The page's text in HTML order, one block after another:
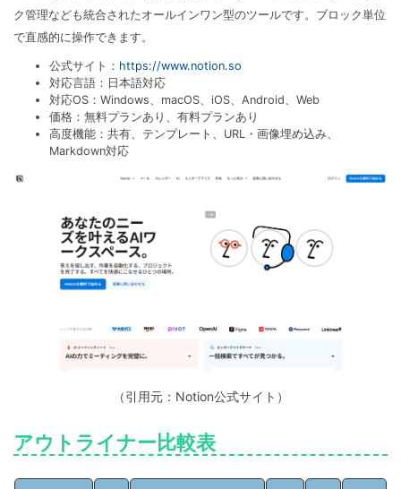
ク管理なども統合されたオールインワン型のツールです。ブロック単位
で直感的に操作できます。
公式サイト： https://www.notion.so
対応言語：日本語対応
対応OS：Windows、macOS、iOS、Android、Web
価格：無料プランあり、有料プランあり
高度機能：共有、テンプレート、URL・画像埋め込み、
Markdown対応
（引用元：Notion公式サイト）
アウトライナー比較表